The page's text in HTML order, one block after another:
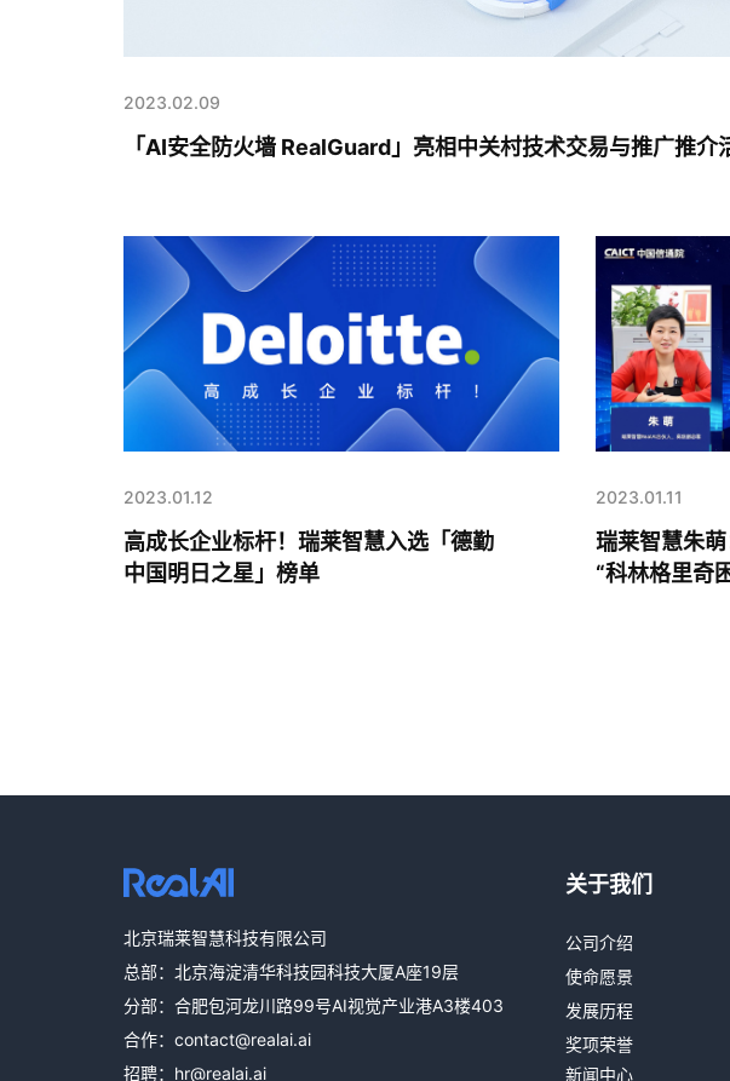
2023.02.09
「AI安全防火墙 RealGuard」亮相中关村技术交易与推广推介
2023.01.12
高成长企业标杆！瑞莱智慧入选「德勤
中国明日之星」榜单
2023.01.11
瑞莱智慧朱
“科林格里奇
北京瑞莱智慧科技有限公司
总部：北京海淀清华科技园科技大厦A座19层
分部：合肥包河龙川路99号AI视觉产业港A3楼403
合作： contact@realai.ai
招聘： hr@realai.ai
关于我们
公司介绍
使命愿景
发展历程
奖项荣誉
新闻中心